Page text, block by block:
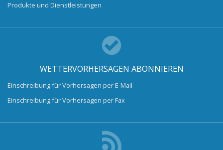
Produkte und Dienstleistungen
WETTERVORHERSAGEN ABONNIEREN
Einschreibung für Vorhersagen per E-Mail
Einschreibung für Vorhersagen per Fax